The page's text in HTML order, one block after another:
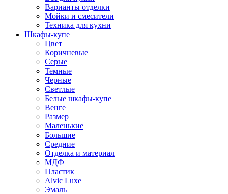
Варианты отделки
Мойки и смесители
Техника для кухни
Шкафы-купе
Цвет
Коричневые
Серые
Темные
Черные
Светлые
Белые шкафы-купе
Венге
Размер
Маленькие
Большие
Средние
Отделка и материал
МДФ
Пластик
Alvic Luxe
Эмаль